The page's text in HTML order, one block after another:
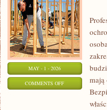
MAY - 1 - 2026
COMMENTS OFFON
BEZPIECZEŃSTWO
mają